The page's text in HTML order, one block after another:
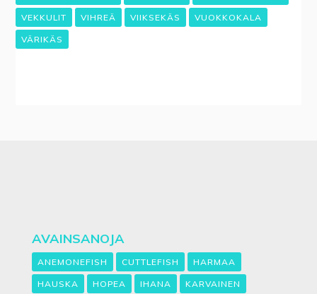
VEKKULIT VIHREÄ VIIKSEKÄS VUOKKOKALA
VÄRIKÄS
AVAINSANOJA
ANEMONEFISH CUTTLEFISH HARMAA
HAUSKA HOPEA IHANA KARVAINEN